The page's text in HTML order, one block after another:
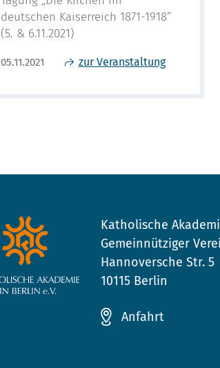
deutschen Kaiserreich 1871-1918“
(5. & 6.11.2021)
05.11.2021 zur Veranstaltung
Katholische
Gemeinnütziger
Hannoversche Str. 5
10115 Berlin
Anfahrt